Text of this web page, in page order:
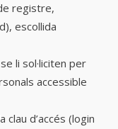
registre,
escollida
li sol·liciten per
accessible
d’accés (login